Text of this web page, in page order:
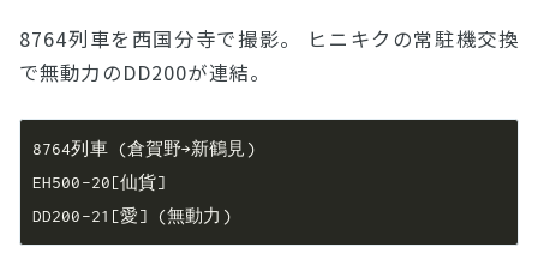
8764列車を西国分寺で撮影。 ヒニキクの常駐機交換
で無動力のDD200が連結。